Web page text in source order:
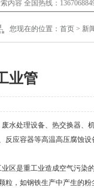
您现在的位置： 首页 > 新
业管
水处理设备、热交换器、
应容器等高温高压腐蚀设
区是重工业造成空气污染
，如钢铁生产中产生的粉